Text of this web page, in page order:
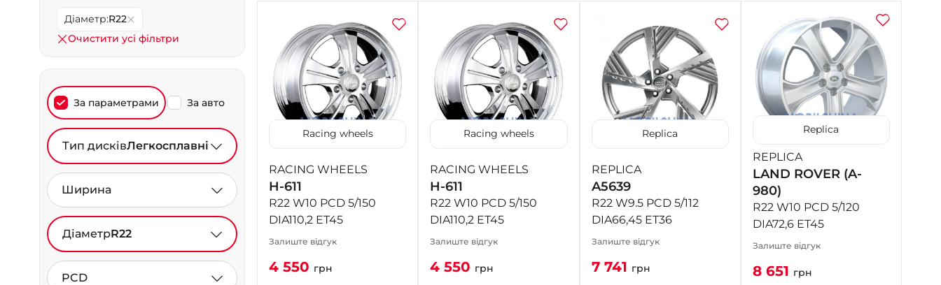
+38 (067) 911-14-14
- на Щепкіна
+38 (098) 911-911-0
- на Тополі
+38 (098) 911-911-4
- на Калиновій
+38 (077) 7-184-184
+38 (050)-911-911-2
- Щепкіна
+38 (099)-643-33-77
- Тополь
+38 (068)-923-74-19
- Калинова
Діаметр:R22
Очистити усі фільтри
За параметрами За авто
Тип дисківЛегкосплавні
Ширина
ДіаметрR22
PCD
Racing wheels
RACING WHEELS
H-611
R22 W10 PCD 5/150
DIA110,2 ET45
Залиште відгук
4 550 грн
Racing wheels
RACING WHEELS
H-611
R22 W10 PCD 5/150
DIA110,2 ET45
Залиште відгук
4 550 грн
Replica
REPLICA
A5639
R22 W9.5 PCD 5/112
DIA66,45 ET36
Залиште відгук
7 741 грн
Replica
REPLICA
LAND ROVER (A-
980)
R22 W10 PCD 5/120
DIA72,6 ET45
Залиште відгук
8 651 грн